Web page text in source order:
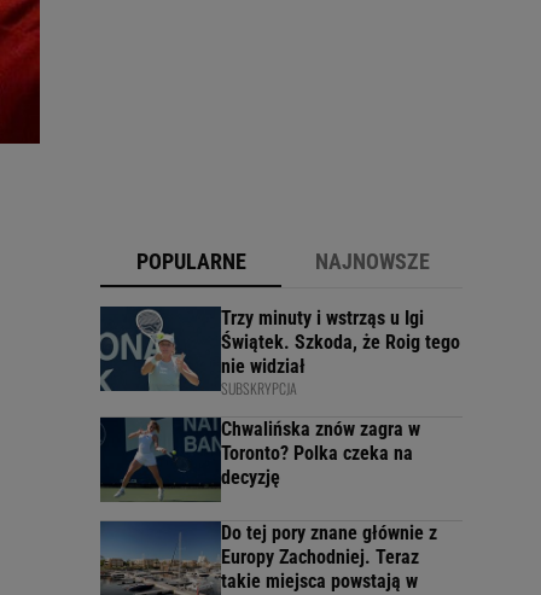
POPULARNE NAJNOWSZE
Trzy minuty i wstrząs u Igi
Świątek. Szkoda, że Roig tego
nie widział
SUBSKRYPCJA
Chwalińska znów zagra w
Toronto? Polka czeka na
decyzję
Do tej pory znane głównie z
Europy Zachodniej. Teraz
takie miejsca powstają w